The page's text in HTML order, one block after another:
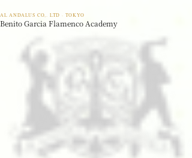
AL ANDALUS CO,. LTD · TOKYO
Benito Garcia Flamenco Academy